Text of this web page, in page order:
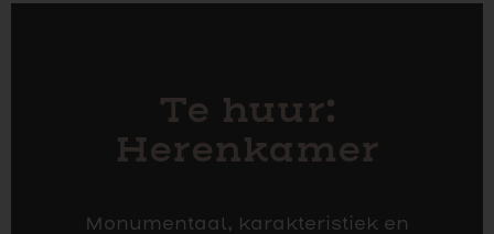
Te huur:
Herenkamer
Monumentaal, karakteristiek en